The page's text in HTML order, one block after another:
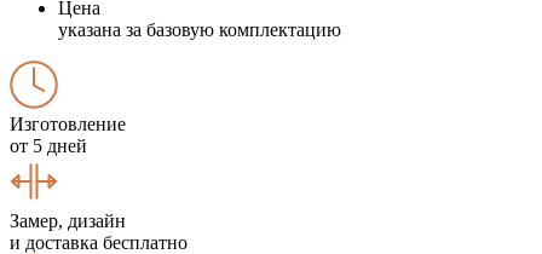
Цена
указана за базовую комплектацию
Изготовление
от 5 дней
Замер, дизайн
и доставка бесплатно